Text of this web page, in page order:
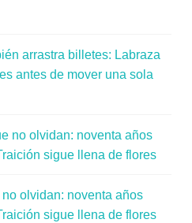
arrastra billetes: Labraza
antes de mover una sola
no olvidan: noventa años
sigue llena de flores
no olvidan: noventa años
sigue llena de flores